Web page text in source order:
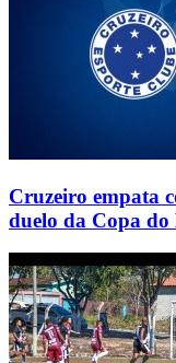
Cruzeiro empata
duelo da Copa do